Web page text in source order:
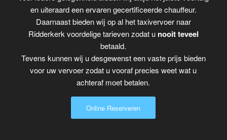
en uiteraard een ervaren gecertificeerde chauffeur.
Daarnaast bieden wij op al het taxivervoer naar
Ridderkerk voordelige tarieven zodat u nooit teveel
betaald.
Tevens kunnen wij u desgewenst een vaste prijs bieden
voor uw vervoer zodat u vooraf precies weet wat u
achteraf moet betalen.
Online Reserveren